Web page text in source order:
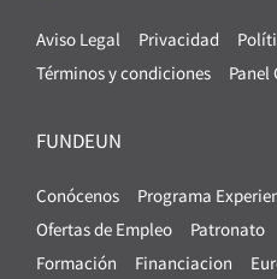
Aviso Legal Privacidad
Términos y condiciones
Panel
FUNDEUN
Conócenos Programa
Ofertas de Empleo
Patronato
Formación
Financiacion